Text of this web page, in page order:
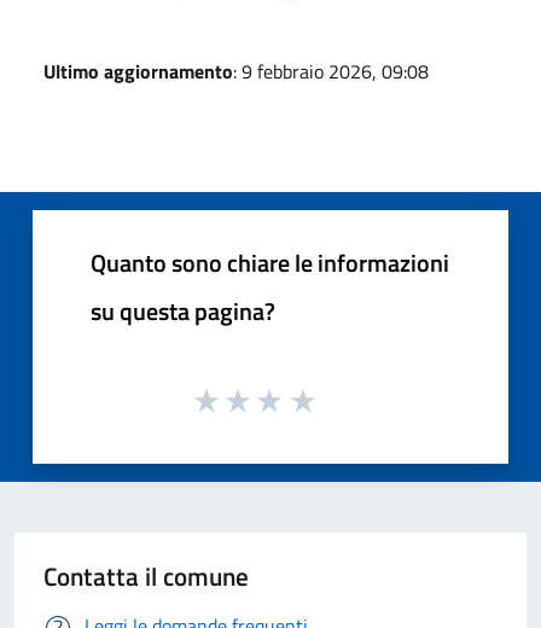
Ultimo aggiornamento: 9 febbraio 2026, 09:08
Quanto sono chiare le informazioni
su questa pagina?
Contatta il comune